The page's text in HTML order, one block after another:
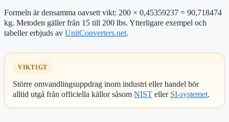
Formeln är densamma oavsett vikt: 200 × 0,45359237 = 90,718474
kg. Metoden gäller från 15 till 200 lbs. Ytterligare exempel och
tabeller erbjuds av UnitConverters.net.
VIKTIGT
Större omvandlingsuppdrag inom industri eller handel bör
alltid utgå från officiella källor såsom NIST eller SI-systemet.